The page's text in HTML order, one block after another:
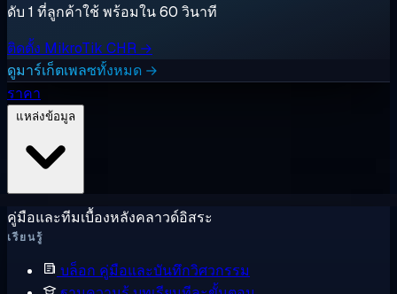
ดับ 1 ที่ลูกค้าใช้ พร้อมใน 60 วินาที
ติดตั้ง MikroTik CHR →
ดูมาร์เก็ตเพลซทั้งหมด →
ราคา
คู่มือและทีมเบื้องหลังคลาวด์อิสระ
เรียนรู้
บล็อก คู่มือและบันทึกวิศวกรรม